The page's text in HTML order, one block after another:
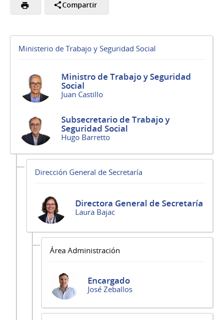
Compartir
Ministerio de Trabajo y Seguridad Social
Ministro de Trabajo y Seguridad
Social
Juan Castillo
Subsecretario de Trabajo y
Seguridad Social
Hugo Barretto
Dirección General de Secretaría
Directora General de Secretaría
Laura Bajac
Área Administración
Encargado
José Zeballos